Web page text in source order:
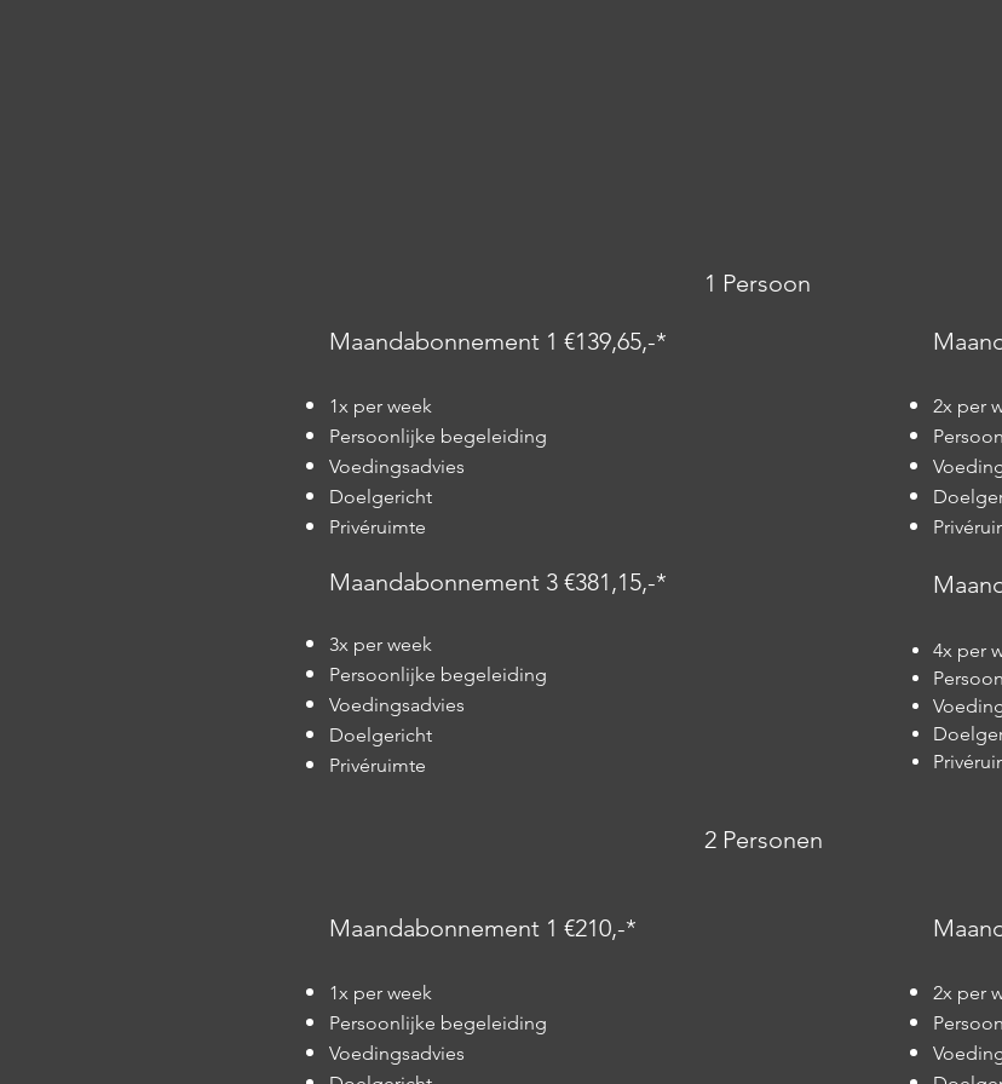
1 Persoon
Maandabonnement 1 €139,65,-*
1x per week
Persoonlijke begeleiding
Voedingsadvies
Doelgericht
Privéruimte
Maandabonnement 3 €381,15,-*
3x per week
Persoonlijke begeleiding
Voedingsadvies
Doelgericht
Privéruimte
2x per
4x per
2 Personen
Maandabonnement 1 €210,-*
1x per week
Persoonlijke begeleiding
Voedingsadvies
2x per